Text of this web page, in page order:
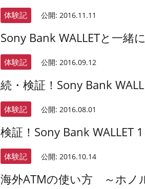
体験記 公開: 2016.11.11
Sony Bank WALLETと一緒
体験記 公開: 2016.09.12
続・検証！Sony Bank
体験記 公開: 2016.08.01
検証！Sony Bank WALLET
体験記 公開: 2016.10.14
海外ATMの使い方 ～ホノ